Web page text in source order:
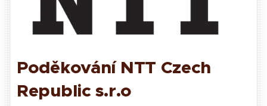
Poděkování NTT Czech
Republic s.r.o